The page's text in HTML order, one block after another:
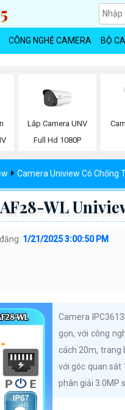
CÔNG NGHỆ CAMERA BỘ
Lắp Camera UNV
Full Hd 1080P
Camera Uniview Có Chống
WL
1/21/2025 3:00:50 PM
Camera
gọn, với công
cách 20m, trang
với góc quan sát
phân giải 3.0MP